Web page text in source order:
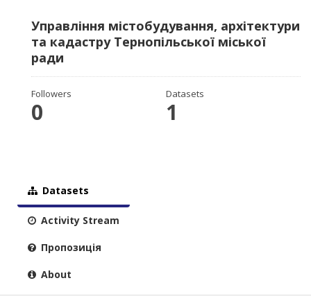
Управління містобудування, архітектури
та кадастру Тернопільської міської
ради
Followers
0
Datasets
1
Datasets
Activity Stream
Пропозиція
About